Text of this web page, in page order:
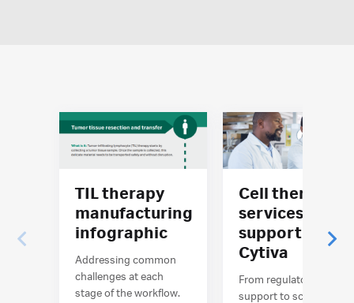
TIL therapy
manufacturing
infographic
Addressing common
challenges at each
stage of the workflow.
Cell therapy
services and
support at
Cytiva
From regulatory
support to scientific